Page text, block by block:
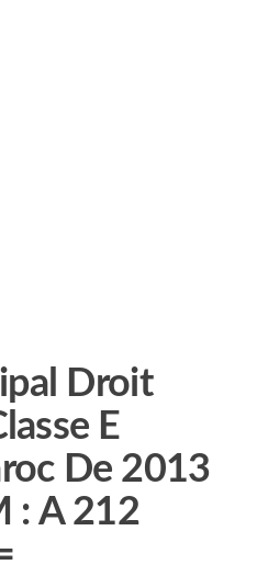
Droit
E
De 2013
: A 212